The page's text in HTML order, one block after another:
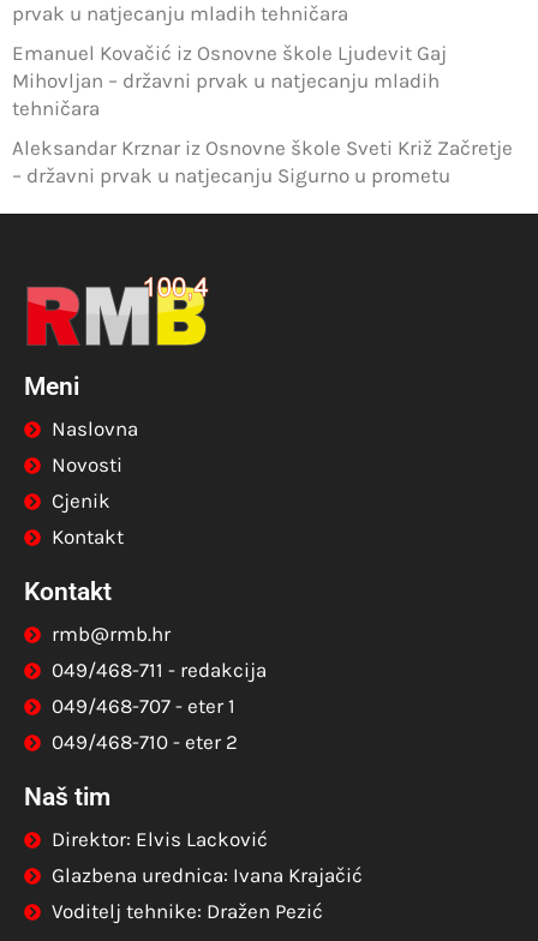
prvak u natjecanju mladih tehničara
Emanuel Kovačić iz Osnovne škole Ljudevit Gaj
Mihovljan – državni prvak u natjecanju mladih
tehničara
Aleksandar Krznar iz Osnovne škole Sveti Križ Začretje
– državni prvak u natjecanju Sigurno u prometu
Meni
Naslovna
Novosti
Cjenik
Kontakt
Kontakt
rmb@rmb.hr
049/468-711 - redakcija
049/468-707 - eter 1
049/468-710 - eter 2
Naš tim
Direktor: Elvis Lacković
Glazbena urednica: Ivana Krajačić
Voditelj tehnike: Dražen Pezić